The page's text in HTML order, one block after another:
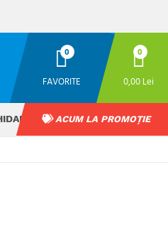
FAVORITE
0 0
0,00 Lei
STOCACUM LA PROMOȚIE